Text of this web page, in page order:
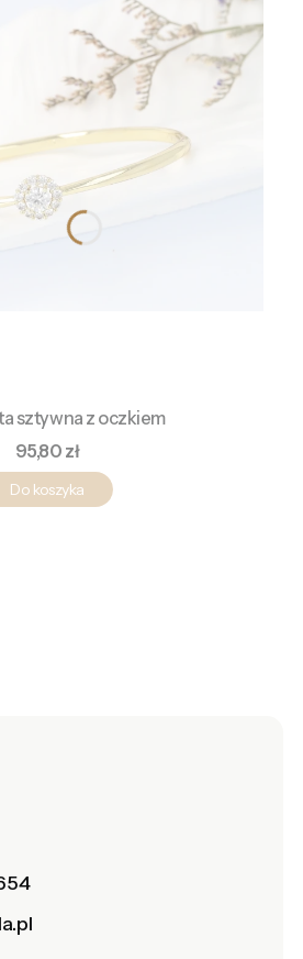
sztywna z oczkiem
Cena
95,80 zł
Do koszyka